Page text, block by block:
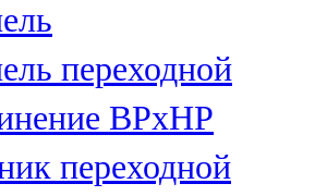
переходной
ВРхНР
переходной